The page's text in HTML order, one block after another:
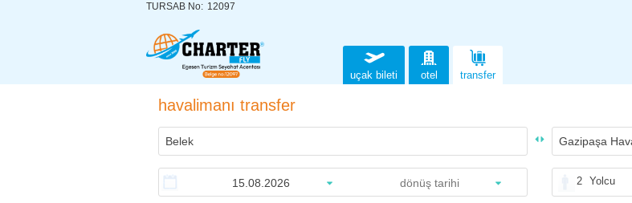
TURSAB No: 12097
uçak bileti otel transfer
havalimanı transfer
2 Yolcu